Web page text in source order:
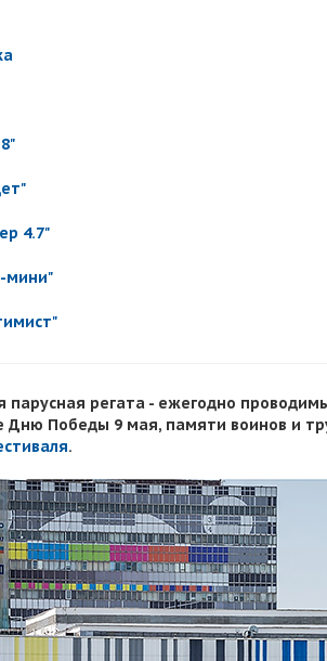
4.7"
мини"
парусная регата - ежегодно
Дню Победы 9 мая, памяти воинов и
.